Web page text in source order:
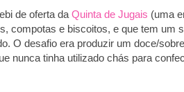
de oferta da Quinta de Jugais (uma
compotas e biscoitos, e que tem um
O desafio era produzir um doce/
nunca tinha utilizado chás para